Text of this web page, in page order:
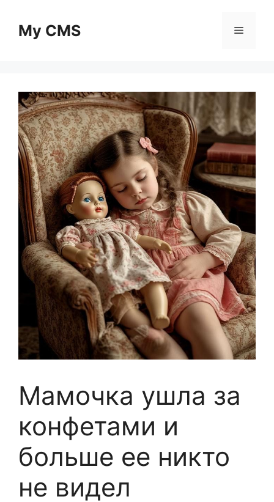
contentMy CMS Menu
Мамочка ушла за
конфетами и
больше ее никто
не видел